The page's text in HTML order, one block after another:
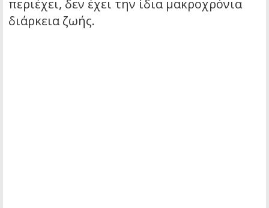
περιέχει, δεν έχει την ίδια μακροχρόνια
διάρκεια ζωής.